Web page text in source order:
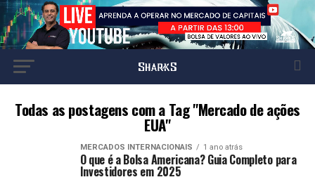
Todas as postagens com a Tag "Mercado de ações
EUA"
MERCADOS INTERNACIONAIS 1 ano atrás
O que é a Bolsa Americana? Guia Completo para
Investidores em 2025